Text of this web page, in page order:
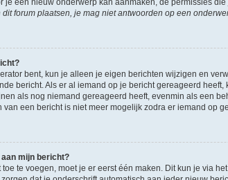
forum plaatsen, je mag niet antwoorden op een
bent, kun je alleen je eigen berichten wijzigen en
bericht. Als er al iemand op je bericht gereageerd
als nog niemand gereageerd heeft, evenmin als een
een bericht is niet meer mogelijk zodra er iemand op
mijn bericht?
te voegen, moet je er eerst één maken. Dit kun je via